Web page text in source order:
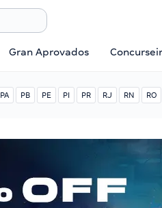
Gran Aprovados
PA PB PE PI PR RJ RN RO